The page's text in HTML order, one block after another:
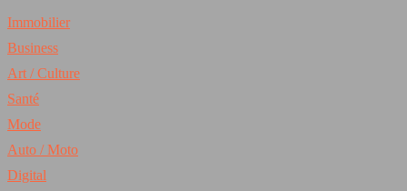
Immobilier
Business
Art / Culture
Santé
Mode
Auto / Moto
Digital